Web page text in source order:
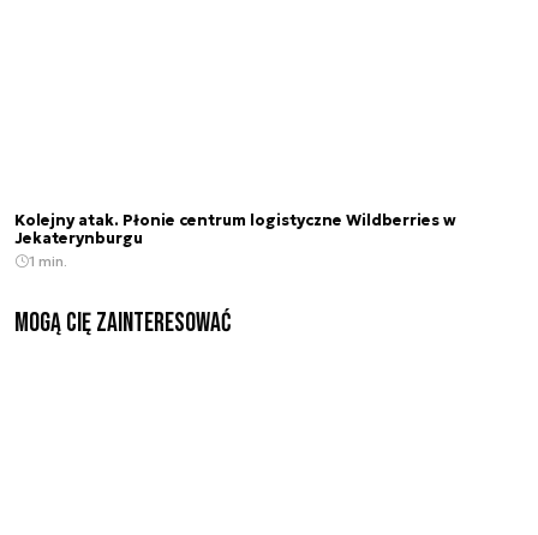
Kolejny atak. Płonie centrum logistyczne Wildberries w
Jekaterynburgu
1 min.
Mogą Cię zainteresować